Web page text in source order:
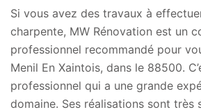
Si vous avez des travaux à
charpente, MW Rénovation est un
professionnel recommandé pour
Menil En Xaintois, dans le 88500.
professionnel qui a une grande
domaine. Ses réalisations sont très